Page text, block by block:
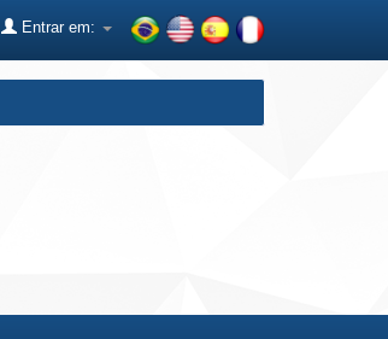
Entrar em: